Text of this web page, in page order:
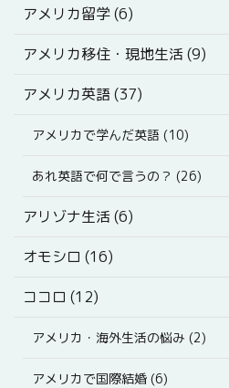
アメリカ留学 (6)
アメリカ移住・現地生活 (9)
アメリカ英語 (37)
アメリカで学んだ英語 (10)
あれ英語で何で言うの？ (26)
アリゾナ生活 (6)
オモシロ (16)
ココロ (12)
アメリカ・海外生活の悩み (2)
アメリカで国際結婚 (6)